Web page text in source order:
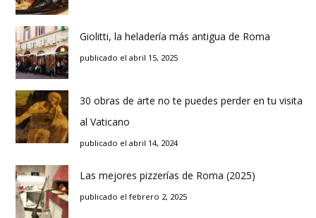
Giolitti, la heladería más antigua de Roma
publicado el abril 15, 2025
30 obras de arte no te puedes perder en tu visita
al Vaticano
publicado el abril 14, 2024
Las mejores pizzerías de Roma (2025)
publicado el febrero 2, 2025